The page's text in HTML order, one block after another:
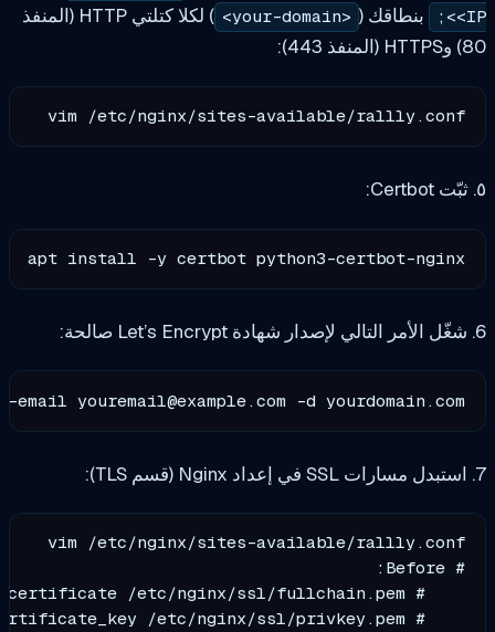
(
<your-domain> ) لكلا كتلتي HTTP (المنفذ
vim /etc/nginx/sites-available/
apt install -y certbot python3-certbot-
tos --email youremail@example.com -d
    # ssl_certificate /etc/nginx/ssl/fullchain.pem;
    # ssl_certificate_key /etc/nginx/ssl/privkey.pem;